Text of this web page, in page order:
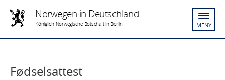
Norwegen in Deutschland
Königlich Norwegische Botschaft in Berlin MENY
Fødselsattest